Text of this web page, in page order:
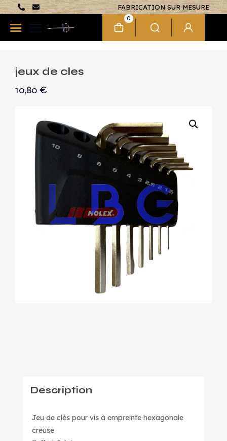
FABRICATION SUR MESURE
0
jeux de cles
10,80 €
Description
Jeu de clés pour vis à empreinte hexagonale
creuse